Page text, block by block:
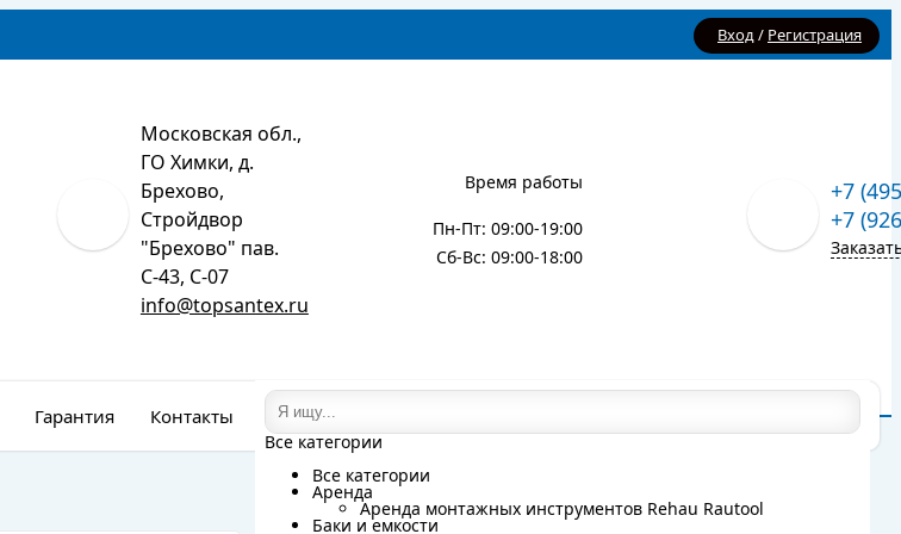
Вход/ Регистрация
Московская обл.,
ГО Химки, д.
Брехово,
Стройдвор
"Брехово" пав.
С-43, С-07
info@topsantex.ru
Время работы
Пн-Пт: 09:00-19:00
Сб-Вс: 09:00-18:00
+7
+7
Все категории
Все категории
Аренда
Аренда монтажных инструментов Rehau Rautool
Баки и емкости
Все категории
Все категории
Аренда
Аренда монтажных инструментов Rehau Rautool
Баки и емкости
Гарантия Контакты Монтаж